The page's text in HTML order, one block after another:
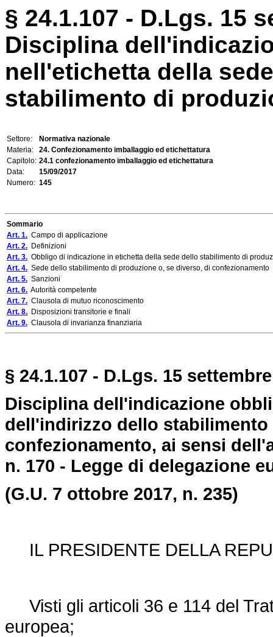
§ 24.1.107 - D.Lgs. 15
Disciplina
nell'etichetta della
stabilimento di
Settore:
Normativa nazionale
Materia:
24. Confezionamento imballaggio ed etichettatura
Capitolo: 24.1 confezionamento imballaggio ed etichettatura
Data:
15/09/2017
Numero: 145
Sommario
Art. 1. Campo di applicazione
Art. 2. Definizioni
Art. 3. Obbligo di indicazione in etichetta della sede dello stabilimento di
Art. 4. Sede dello stabilimento di produzione o, se diverso, di confezionamento
Art. 5. Sanzioni
Art. 6. Autorità competente
Art. 7. Clausola di mutuo riconoscimento
Art. 8. Disposizioni transitorie e finali
Art. 9. Clausola di invarianza finanziaria
§ 24.1.107 - D.Lgs. 15
Disciplina dell'indicazione
dell'indirizzo dello
confezionamento, ai sensi
n. 170 - Legge di delegazione
(G.U. 7 ottobre 2017, n. 235)
IL PRESIDENTE DELLA
Visti gli articoli 36 e 114 del
europea;